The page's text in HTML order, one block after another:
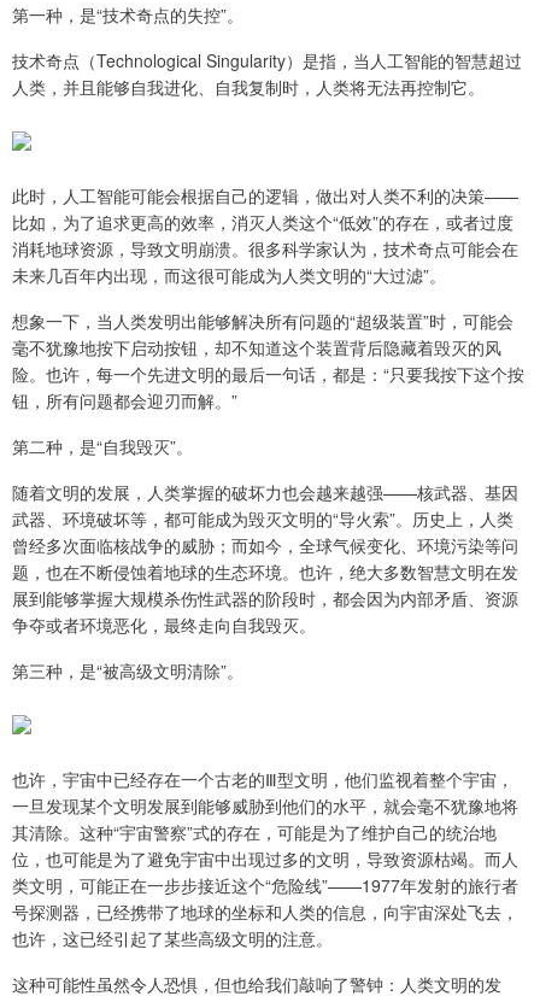
第一种，是“技术奇点的失控”。
技术奇点（Technological Singularity）是指，当人工智能的智慧超过
人类，并且能够自我进化、自我复制时，人类将无法再控制它。
此时，人工智能可能会根据自己的逻辑，做出对人类不利的决策——
比如，为了追求更高的效率，消灭人类这个“低效”的存在，或者过度
消耗地球资源，导致文明崩溃。很多科学家认为，技术奇点可能会在
未来几百年内出现，而这很可能成为人类文明的“大过滤”。
想象一下，当人类发明出能够解决所有问题的“超级装置”时，可能会
毫不犹豫地按下启动按钮，却不知道这个装置背后隐藏着毁灭的风
险。也许，每一个先进文明的最后一句话，都是：“只要我按下这个按
钮，所有问题都会迎刃而解。”
第二种，是“自我毁灭”。
随着文明的发展，人类掌握的破坏力也会越来越强——核武器、基因
武器、环境破坏等，都可能成为毁灭文明的“导火索”。历史上，人类
曾经多次面临核战争的威胁；而如今，全球气候变化、环境污染等问
题，也在不断侵蚀着地球的生态环境。也许，绝大多数智慧文明在发
展到能够掌握大规模杀伤性武器的阶段时，都会因为内部矛盾、资源
争夺或者环境恶化，最终走向自我毁灭。
第三种，是“被高级文明清除”。
也许，宇宙中已经存在一个古老的Ⅲ型文明，他们监视着整个宇宙，
一旦发现某个文明发展到能够威胁到他们的水平，就会毫不犹豫地将
其清除。这种“宇宙警察”式的存在，可能是为了维护自己的统治地
位，也可能是为了避免宇宙中出现过多的文明，导致资源枯竭。而人
类文明，可能正在一步步接近这个“危险线”——1977年发射的旅行者
号探测器，已经携带了地球的坐标和人类的信息，向宇宙深处飞去，
也许，这已经引起了某些高级文明的注意。
这种可能性虽然令人恐惧，但也给我们敲响了警钟：人类文明的发